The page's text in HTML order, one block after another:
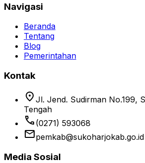
Navigasi
Beranda
Tentang
Blog
Pemerintahan
Kontak
location_on Jl. Jend. Sudirman No.199,
Tengah
phone (0271) 593068
emailpemkab@sukoharjokab.go.id
Media Sosial